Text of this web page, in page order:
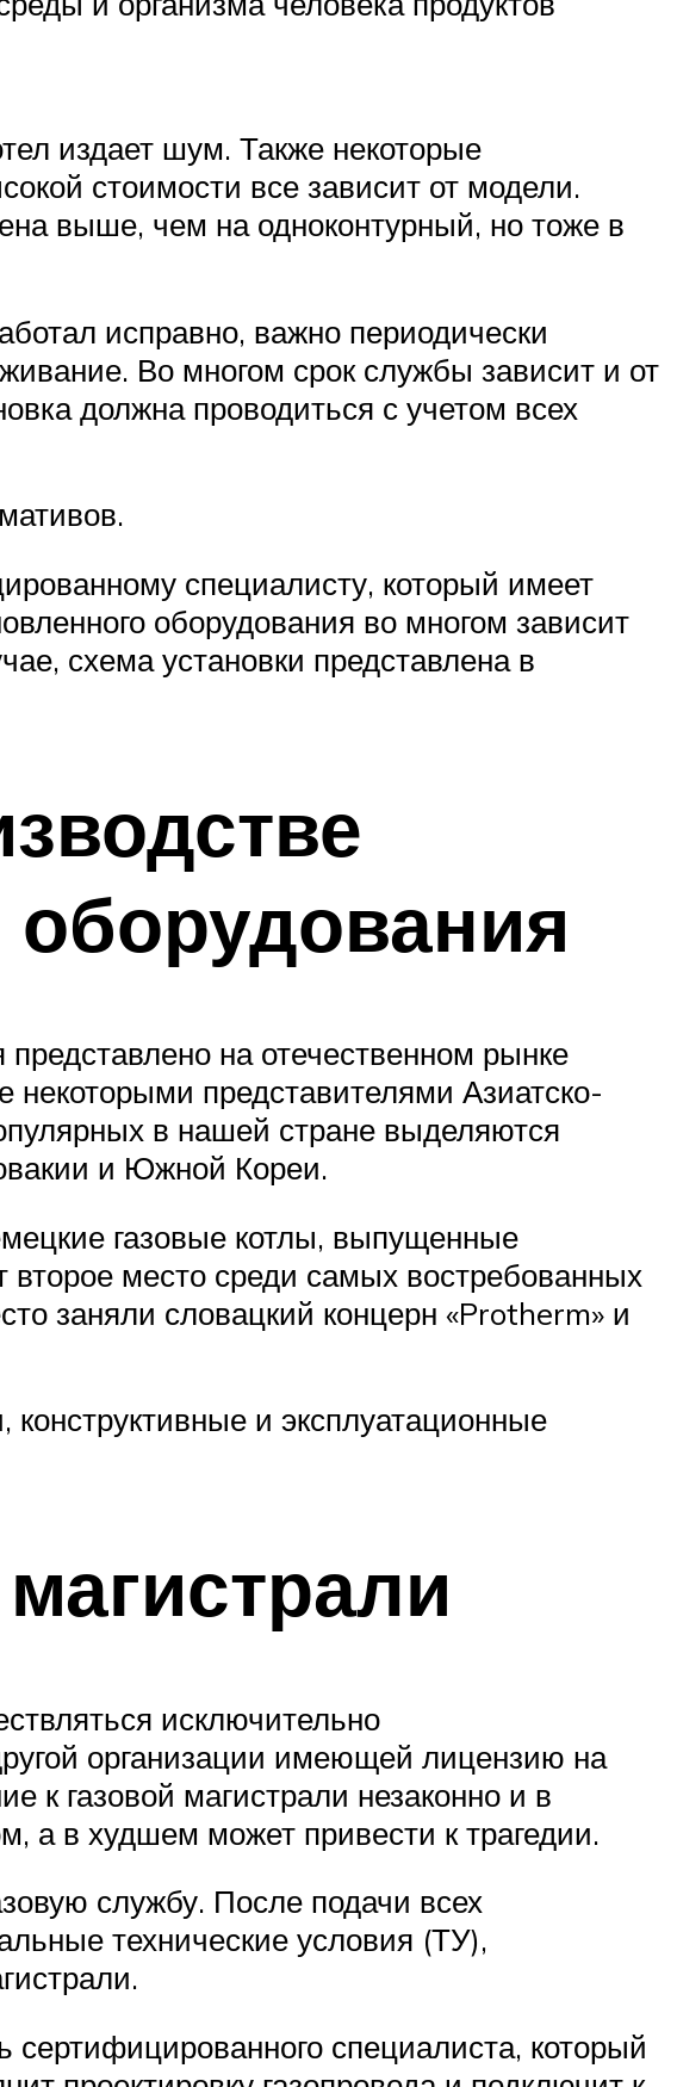
издает шум. Также некоторые
стоимости все зависит от модели.
выше, чем на одноконтурный, но тоже в
исправно, важно периодически
Во многом срок службы зависит и от
должна проводиться с учетом всех
специалисту, который имеет
оборудования во многом зависит
схема установки представлена в
оборудования
на отечественном рынке
некоторыми представителями Азиатско-
в нашей стране выделяются
и Южной Кореи.
газовые котлы, выпущенные
место среди самых востребованных
заняли словацкий концерн «Protherm» и
и эксплуатационные
исключительно
организации имеющей лицензию на
к газовой магистрали незаконно и в
в худшем может привести к трагедии.
службу. После подачи всех
технические условия (ТУ),
сертифицированного специалиста, который